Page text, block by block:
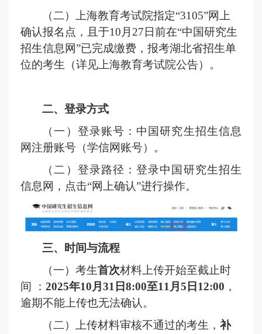
（二）上海教育考试院指定“3105”网上
确认报名点，且于10月27日前在“中国研究生
招生信息网”已完成缴费，报考湖北省招生单
位的考生（详见上海教育考试院公告）。
二、登录方式
（一）登录账号：中国研究生招生信息
网注册账号（学信网账号）。
（二）登录路径：登录中国研究生招生
信息网，点击“网上确认”进行操作。
三、时间与流程
（一）考生首次材料上传开始至截止时
间
： 2025年10月31日8:00至11月5日12:00 ，
逾期不能上传也无法确认 。
（二）上传材料审核不通过的考生，补